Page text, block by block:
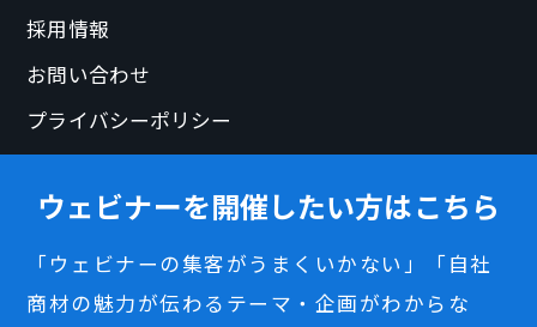
採用情報
お問い合わせ
プライバシーポリシー
ウェビナーを開催したい方はこちら
「ウェビナーの集客がうまくいかない」「自社
商材の魅力が伝わるテーマ・企画がわからな